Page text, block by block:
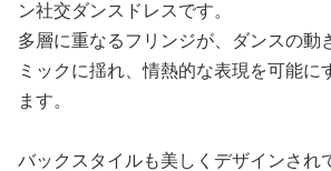
ン社交ダンスドレスです。
多層に重なるフリンジが、ダンスの動
ミックに揺れ、情熱的な表現を可能に
ます。
バックスタイルも美しくデザインされ